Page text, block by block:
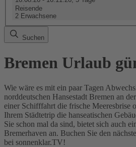
Reisende
2 Erwachsene
Suchen
Bremen Urlaub
Wie wäre es mit ein paar Tagen
norddeutschen Hansestadt Bremen an
einer Schifffahrt die frische Meeresbrise
Ihrem Städtetrip die hanseatischen
Sie schon mal da sind, bietet sich auch
Bremerhaven an. Buchen Sie den
bei sonnenklar.TV!